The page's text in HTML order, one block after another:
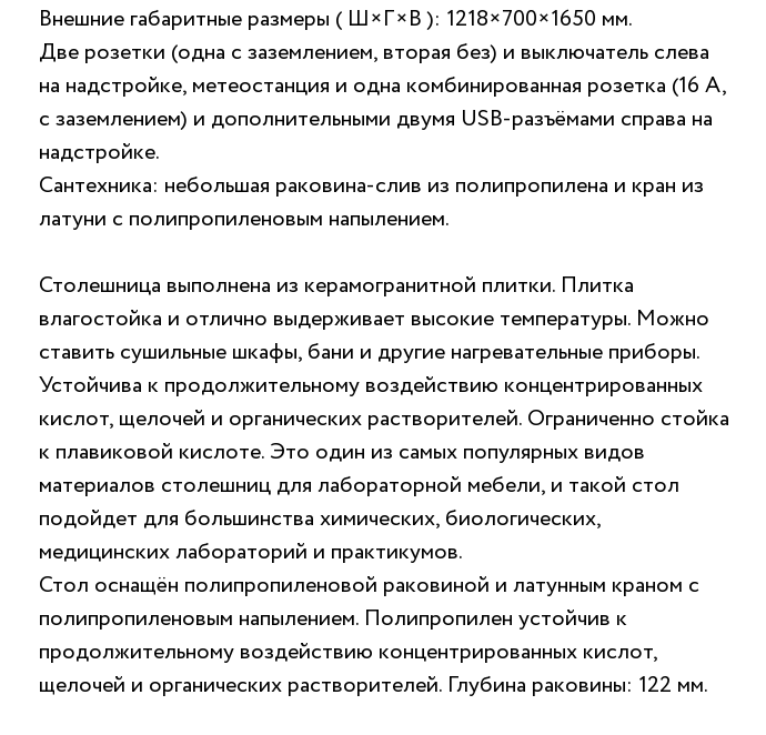
Внешние габаритные размеры ( Ш×Г×В ): 1218×700×1650 мм.
Две розетки (одна с заземлением, вторая без) и выключатель слева
на надстройке, метеостанция и одна комбинированная розетка (16 А,
с заземлением) и дополнительными двумя USB-разъёмами справа на
надстройке.
Сантехника: небольшая раковина-слив из полипропилена и кран из
латуни с полипропиленовым напылением.
Столешница выполнена из керамогранитной плитки. Плитка
влагостойка и отлично выдерживает высокие температуры. Можно
ставить сушильные шкафы, бани и другие нагревательные приборы.
Устойчива к продолжительному воздействию концентрированных
кислот, щелочей и органических растворителей. Ограниченно стойка
к плавиковой кислоте. Это один из самых популярных видов
материалов столешниц для лабораторной мебели, и такой стол
подойдет для большинства химических, биологических,
медицинских лабораторий и практикумов.
Стол оснащён полипропиленовой раковиной и латунным краном с
полипропиленовым напылением. Полипропилен устойчив к
продолжительному воздействию концентрированных кислот,
щелочей и органических растворителей. Глубина раковины: 122 мм.